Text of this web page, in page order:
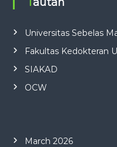
Universitas Sebelas
Fakultas Kedokteran
SIAKAD
OCW
March 2026